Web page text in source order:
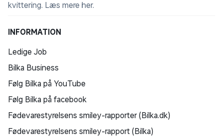
kvittering. Læs mere her.
INFORMATION
Ledige Job
Bilka Business
Følg Bilka på YouTube
Følg Bilka på facebook
Fødevarestyrelsens smiley-rapporter (Bilka.dk)
Fødevarestyrelsens smiley-rapport (Bilka)